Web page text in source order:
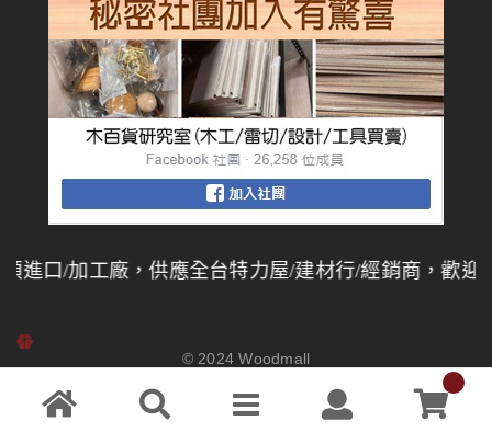
/加工廠，供應全台特力屋/建材行/經銷商，歡迎同業
© 2024Woodmall